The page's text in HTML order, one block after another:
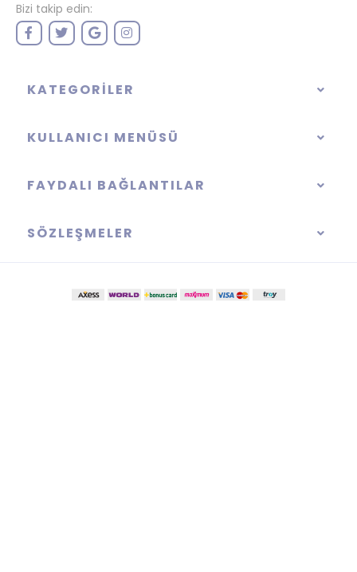
Bizi takip edin:
KATEGORILER
KULLANICI MENÜSÜ
FAYDALI BAĞLANTILAR
SÖZLEŞMELER